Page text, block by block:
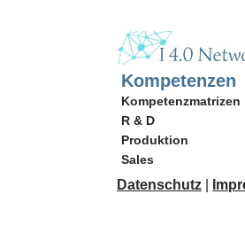
Kompetenzen
Kompetenzmatrizen
R & D
Produktion
Sales
Datenschutz